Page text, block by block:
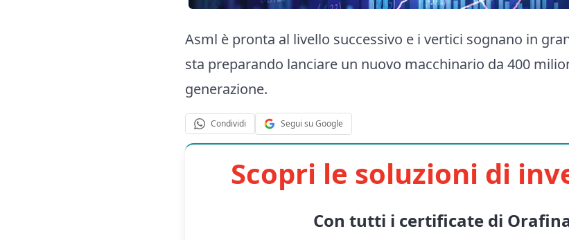
Asml è pronta al livello successivo e i vertici sognano in
sta preparando lanciare un nuovo macchinario da 400
generazione.
Condividi Segui su Google
Scopri le soluzioni di
Con tutti i certificate di